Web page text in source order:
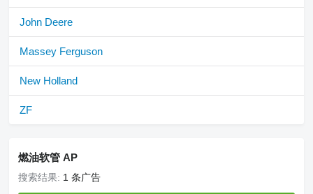
John Deere
Massey Ferguson
New Holland
ZF
燃油软管 AP
搜索结果: 1 条广告